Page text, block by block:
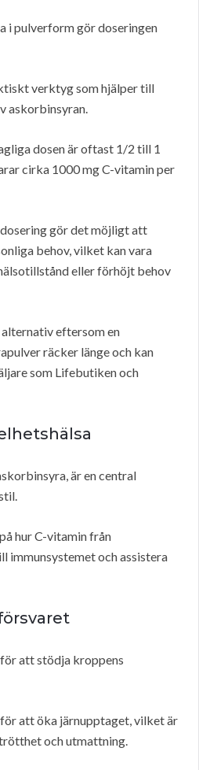
i pulverform gör doseringen
verktyg som hjälper till
askorbinsyran.
dosen är oftast 1/2 till 1
cirka 1000 mg C-vitamin per
gör det möjligt att
behov, vilket kan vara
eller förhöjt behov
eftersom en
räcker länge och kan
som Lifebutiken och
är en central
hur C-vitamin från
immunsystemet och assistera
att stödja kroppens
att öka järnupptaget, vilket är
och utmattning.